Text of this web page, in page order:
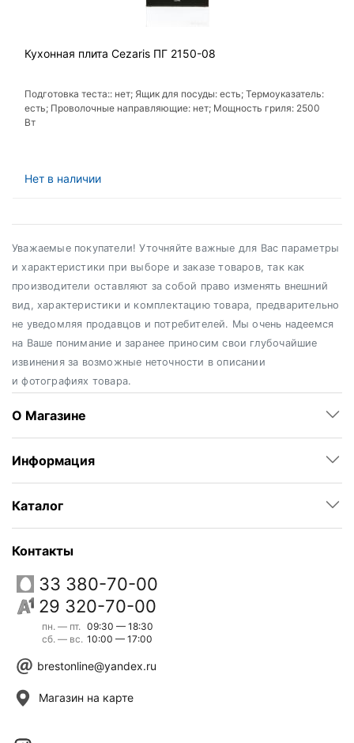
Кухонная плита Cezaris ПГ 2150-08
Подготовка теста:: нет; Ящик для посуды: есть; Термоуказатель:
есть; Проволочные направляющие: нет; Мощность гриля: 2500
Вт
Нет в наличии
Уважаемые покупатели! Уточняйте важные для Вас параметры
и характеристики при выборе и заказе товаров, так как
производители оставляют за собой право изменять внешний
вид, характеристики и комплектацию товара, предварительно
не уведомляя продавцов и потребителей. Мы очень надеемся
на Ваше понимание и заранее приносим свои глубочайшие
извинения за возможные неточности в описании
и фотографиях товара.
О Магазине
Информация
Каталог
Контакты
33 380-70-00
29 320-70-00
пн. — пт.
сб. — вс.
09:30 — 18:30
10:00 — 17:00
brestonline@yandex.ru
Магазин на карте